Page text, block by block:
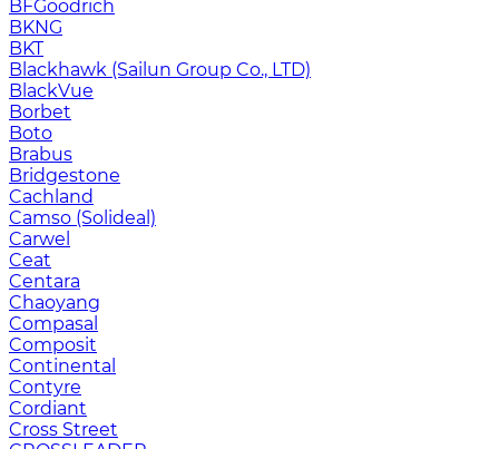
BFGoodrich
BKNG
BKT
Blackhawk (Sailun Group Co., LTD)
BlackVue
Borbet
Boto
Brabus
Bridgestone
Cachland
Camso (Solideal)
Carwel
Ceat
Centara
Chaoyang
Compasal
Composit
Continental
Contyre
Cordiant
Cross Street